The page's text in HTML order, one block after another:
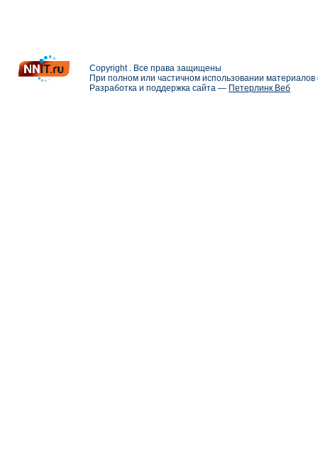
Copyright . Все права защищены
При полном или частичном использовании
Разработка и поддержка сайта — Петерлинк Веб